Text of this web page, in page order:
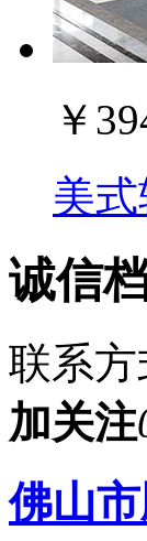
￥
美
诚信
联系方
加关注
佛山